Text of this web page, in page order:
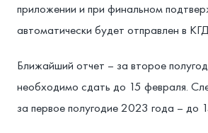
приложении и при финальном
автоматически будет отправлен в
⁣Ближайший отчет – за второе
необходимо сдать до 15 февраля.
за первое полугодие 2023 года – до